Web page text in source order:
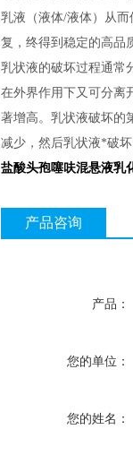
乳液（液体/液体）从
复，终得到稳定的高品
乳状液的破坏过程通常
在外界作用下又可分离
著增高。乳状液破坏的
减少，然后乳状液*破
盐酸头孢噻呋混悬液乳
产品咨询
产品：
您的单位：
您的姓名：